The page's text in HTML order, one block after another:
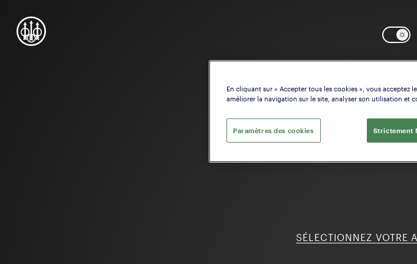
SÉLECTIONNEZ VOTRE
En cliquant sur « Accepter tous les cookies », vous acceptez
améliorer la navigation sur le site, analyser son utilisation et
Strictement
Paramètres des cookies